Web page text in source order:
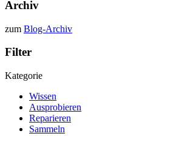
Archiv
zum Blog-Archiv
Filter
Kategorie
Wissen
Ausprobieren
Reparieren
Sammeln